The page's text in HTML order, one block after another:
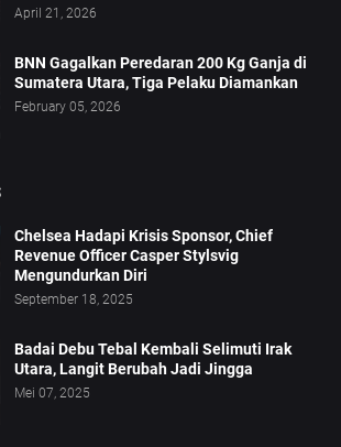
April 21, 2026
BNN Gagalkan Peredaran 200 Kg Ganja di
Sumatera Utara, Tiga Pelaku Diamankan
February 05, 2026
Chelsea Hadapi Krisis Sponsor, Chief
Revenue Officer Casper Stylsvig
Mengundurkan Diri
September 18, 2025
Badai Debu Tebal Kembali Selimuti Irak
Utara, Langit Berubah Jadi Jingga
Mei 07, 2025